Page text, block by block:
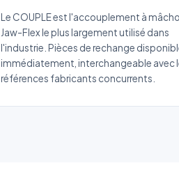
Le COUPLE est l'accouplement à
Jaw-Flex le plus largement utilisé dans
l'industrie. Pièces de rechange
immédiatement, interchangeable avec
références fabricants concurrents.